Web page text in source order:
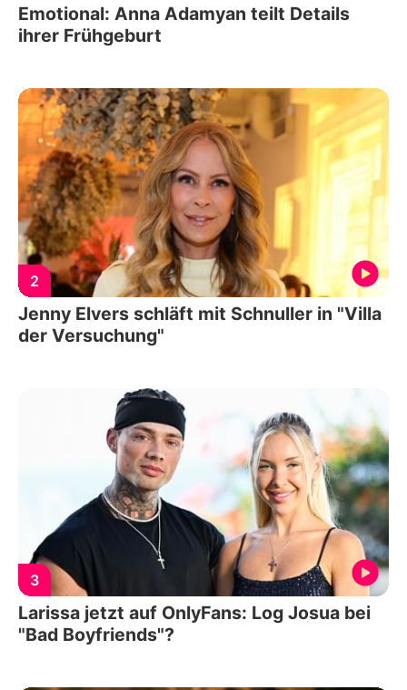
Emotional: Anna Adamyan teilt Details
ihrer Frühgeburt
2
Jenny Elvers schläft mit Schnuller in "Villa
der Versuchung"
3
Larissa jetzt auf OnlyFans: Log Josua bei
"Bad Boyfriends"?